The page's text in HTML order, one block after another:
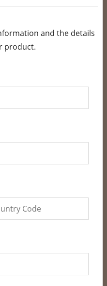
and the details
product.